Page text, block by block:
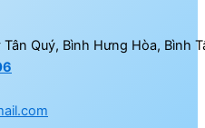
Quý, Bình Hưng Hòa, Bình